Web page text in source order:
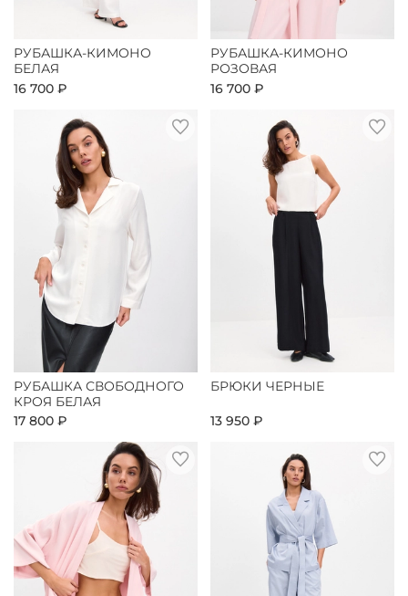
РУБАШКА-КИМОНО
БЕЛАЯ
16 700 ₽
РУБАШКА-КИМОНО
РОЗОВАЯ
16 700 ₽
РУБАШКА СВОБОДНОГО
КРОЯ БЕЛАЯ
17 800 ₽
БРЮКИ ЧЕРНЫЕ
13 950 ₽